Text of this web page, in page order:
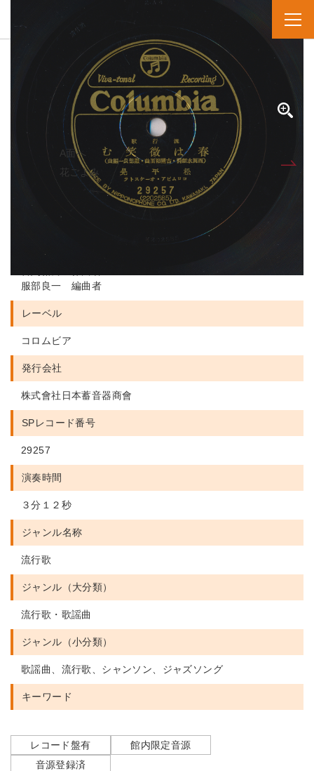
SPレコード
ハルハホホエム
資料番号：SPH1391001746B
春は微笑む
A面へ
花ごよみ
人名・団体名
西岡水朗 作詞者
服部良一 編曲者
レーベル
コロムビア
発行会社
株式會社日本蓄音器商會
SPレコード番号
29257
演奏時間
３分１２秒
ジャンル名称
流行歌
ジャンル（大分類）
流行歌・歌謡曲
ジャンル（小分類）
歌謡曲、流行歌、シャンソン、ジャズソング
キーワード
レコード盤有
館内限定音源
音源登録済